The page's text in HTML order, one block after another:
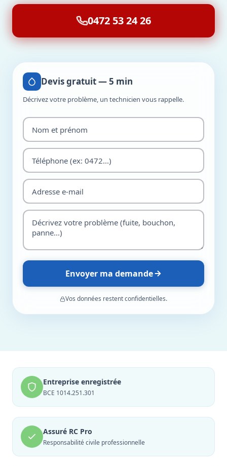
0472 53 24 26
Devis gratuit — 5 min
Décrivez votre problème, un technicien vous rappelle.
Envoyer ma demande
Vos données restent confidentielles.
Entreprise enregistrée
BCE 1014.251.301
Assuré RC Pro
Responsabilité civile professionnelle